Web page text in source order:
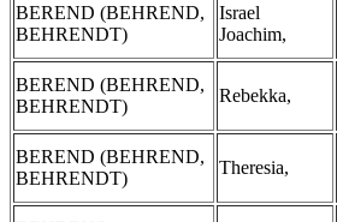
BEREND (BEHREND,
BEHRENDT)
Israel
Joachim,
BEREND (BEHREND,
BEHRENDT)
Rebekka,
BEREND (BEHREND,
BEHRENDT)
Theresia,